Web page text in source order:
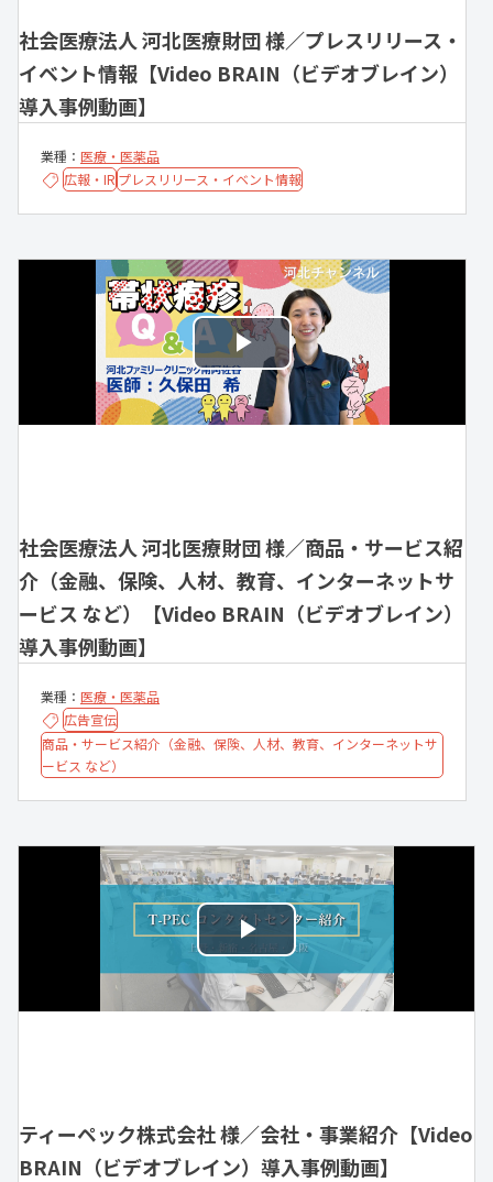
社会医療法人 河北医療財団 様／プレスリリース・
イベント情報【Video BRAIN（ビデオブレイン）
導入事例動画】
業種： 医療・医薬品
広報・IR プレスリリース・イベント情報
社会医療法人 河北医療財団 様／商品・サービス紹
介（金融、保険、人材、教育、インターネットサ
ービス など）【Video BRAIN（ビデオブレイン）
導入事例動画】
業種： 医療・医薬品
広告宣伝
商品・サービス紹介（金融、保険、人材、教育、インターネットサ
ービス など）
ティーペック株式会社 様／会社・事業紹介【Video
BRAIN（ビデオブレイン）導入事例動画】